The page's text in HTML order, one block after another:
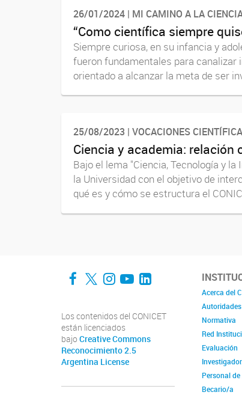
26/01/2024 | MI CAMINO A LA
“Como científica siempre
Siempre curiosa, en su infancia y
fueron fundamentales para canalizar
orientado a alcanzar la meta de ser
25/08/2023 | VOCACIONES
Ciencia y academia:
Bajo el lema "Ciencia, Tecnología y
la Universidad con el objetivo de
qué es y cómo se estructura el
Facebook
Twitter
Instagram
YouTube
LinkedIn
Los contenidos del CONICET
están licenciados
bajo Creative Commons
Reconocimiento 2.5
Argentina License
Acerca del
Autoridades
Normativa
Red
Evaluación
Personal
Becario/a